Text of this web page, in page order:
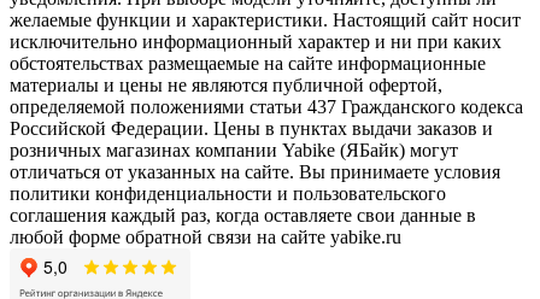
желаемые функции и характеристики. Настоящий сайт носит
исключительно информационный характер и ни при каких
обстоятельствах размещаемые на сайте информационные
материалы и цены не являются публичной офертой,
определяемой положениями статьи 437 Гражданского кодекса
Российской Федерации. Цены в пунктах выдачи заказов и
розничных магазинах компании Yabike (ЯБайк) могут
отличаться от указанных на сайте. Вы принимаете условия
политики конфиденциальности и пользовательского
соглашения каждый раз, когда оставляете свои данные в
любой форме обратной связи на сайте yabike.ru